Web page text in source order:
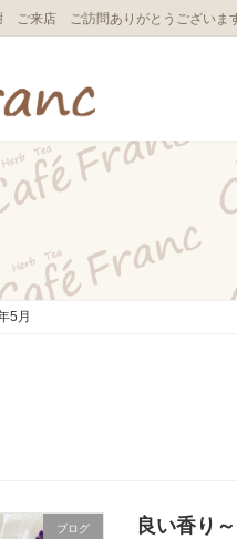
ご来店 ご訪問ありがとうございます
5月
ブログ 良い香り